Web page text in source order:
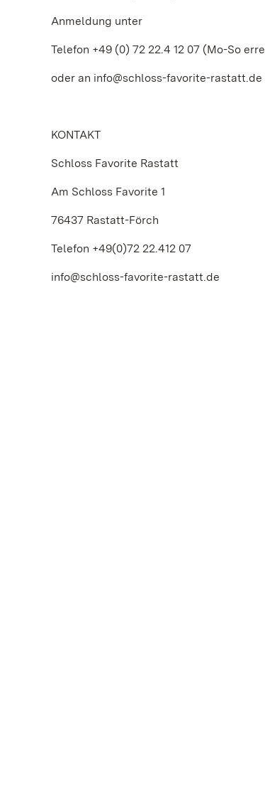
Anmeldung unter
Telefon +49 (0) 72 22.4 12 07 (Mo-So
oder an info@schloss-favorite-rastatt.de
KONTAKT
Schloss Favorite Rastatt
Am Schloss Favorite 1
76437 Rastatt-Förch
Telefon +49(0)72 22.412 07
info@schloss-favorite-rastatt.de